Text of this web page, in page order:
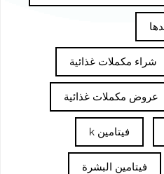
شراء مكملات غذائية
عروض مكملات غذائية
فيتامين k
فيتامين البشرة